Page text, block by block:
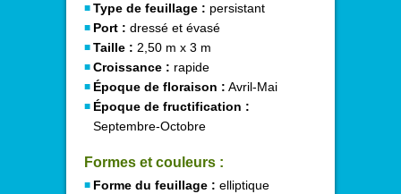
Type de feuillage : persistant
Port : dressé et évasé
Taille : 2,50 m x 3 m
Croissance : rapide
Époque de floraison : Avril-Mai
Époque de fructification :
Septembre-Octobre
Formes et couleurs :
Forme du feuillage : elliptique